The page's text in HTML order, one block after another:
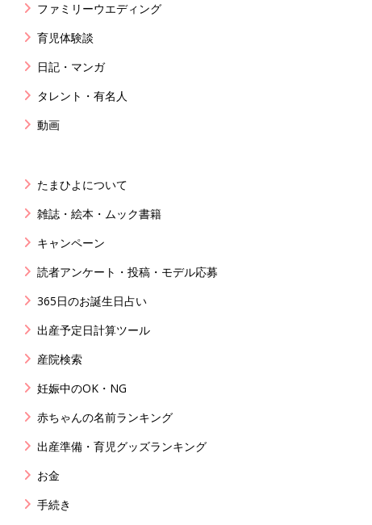
ファミリーウエディング
育児体験談
日記・マンガ
タレント・有名人
動画
たまひよについて
雑誌・絵本・ムック書籍
キャンペーン
読者アンケート・投稿・モデル応募
365日のお誕生日占い
出産予定日計算ツール
産院検索
妊娠中のOK・NG
赤ちゃんの名前ランキング
出産準備・育児グッズランキング
お金
手続き